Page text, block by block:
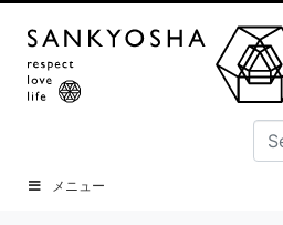
メニュー